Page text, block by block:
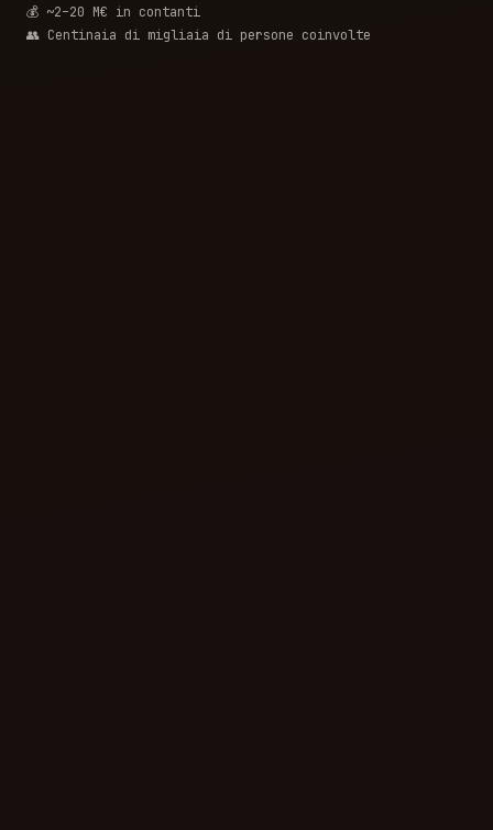
💰 ~2–20 M€ in contanti
👥 Centinaia di migliaia di persone coinvolte